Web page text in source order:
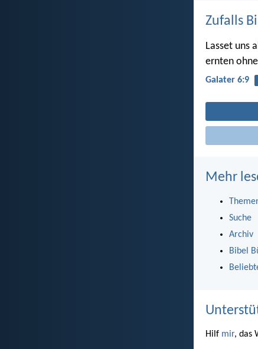
Zufalls
Lasset uns
ernten
Galater 6:9
Mehr
Suche
Archiv
Bibel
Hilf mir, das